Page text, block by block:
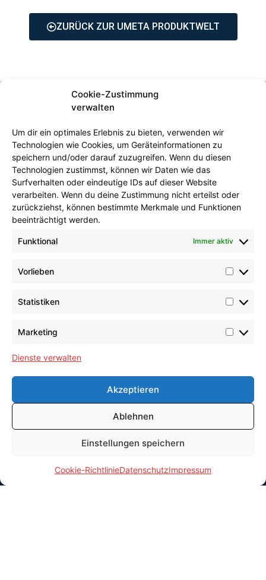
Cookie-Zustimmung
verwalten
Um dir ein optimales Erlebnis zu bieten, verwenden wir
Technologien wie Cookies, um Geräteinformationen zu
speichern und/oder darauf zuzugreifen. Wenn du diesen
Technologien zustimmst, können wir Daten wie das
Surfverhalten oder eindeutige IDs auf dieser Website
verarbeiten. Wenn du deine Zustimmung nicht erteilst oder
zurückziehst, können bestimmte Merkmale und Funktionen
beeinträchtigt werden.
Funktional Immer aktiv
Vorlieben
Statistiken
Marketing
Dienste verwalten
Akzeptieren
Ablehnen
Einstellungen speichern
Cookie-RichtlinieDatenschutzImpressum
ZURÜCK ZUR UMETA PRODUKTWELT
Unternehmen